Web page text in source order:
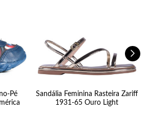
Pé
Sandália Feminina Rasteira Zariff
1931-65 Ouro Light